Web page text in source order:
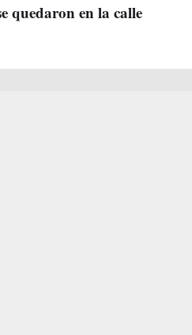
quedaron en la calle